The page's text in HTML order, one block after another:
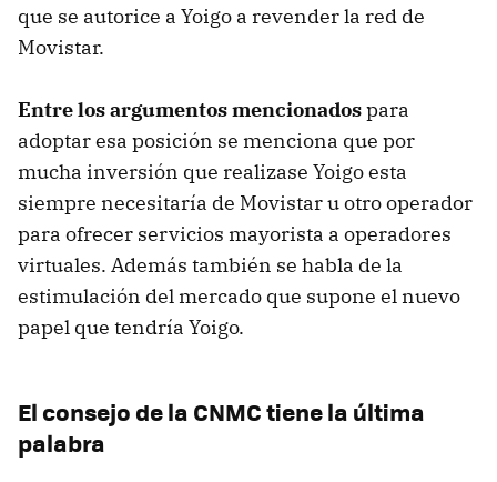
que se autorice a Yoigo a revender la red de
Movistar.
Entre los argumentos mencionadospara
adoptar esa posición se menciona que por
mucha inversión que realizase Yoigo esta
siempre necesitaría de Movistar u otro operador
para ofrecer servicios mayorista a operadores
virtuales. Además también se habla de la
estimulación del mercado que supone el nuevo
papel que tendría Yoigo.
El consejo de la CNMC tiene la última
palabra